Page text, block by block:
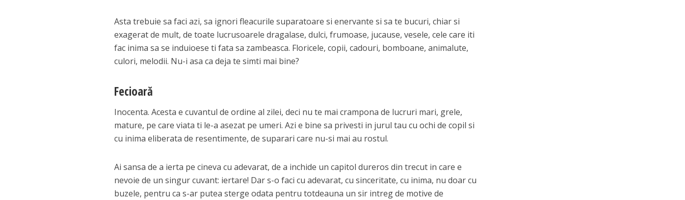
Asta trebuie sa faci azi, sa ignori fleacurile suparatoare si enervante si sa te bucuri, chiar si
exagerat de mult, de toate lucrusoarele dragalase, dulci, frumoase, jucause, vesele, cele care iti
fac inima sa se induioese ti fata sa zambeasca. Floricele, copii, cadouri, bomboane, animalute,
culori, melodii. Nu-i asa ca deja te simti mai bine?
Fecioară
Inocenta. Acesta e cuvantul de ordine al zilei, deci nu te mai crampona de lucruri mari, grele,
mature, pe care viata ti le-a asezat pe umeri. Azi e bine sa privesti in jurul tau cu ochi de copil si
cu inima eliberata de resentimente, de suparari care nu-si mai au rostul.
Ai sansa de a ierta pe cineva cu adevarat, de a inchide un capitol dureros din trecut in care e
nevoie de un singur cuvant: iertare! Dar s-o faci cu adevarat, cu sinceritate, cu inima, nu doar cu
buzele, pentru ca s-ar putea sterge odata pentru totdeauna un sir intreg de motive de